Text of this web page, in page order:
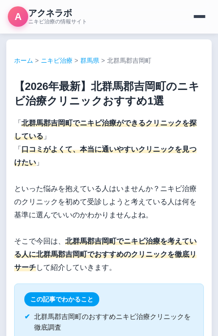
A アクネラボ
ニキビ治療の情報サイト
ホーム > ニキビ治療 >群馬県 >北群馬郡吉岡町
【2026年最新】北群馬郡吉岡町のニキ
ビ治療クリニックおすすめ1選
「北群馬郡吉岡町でニキビ治療ができるクリニックを探
している 」
「口コミがよくて、本当に通いやすいクリニックを見つ
けたい 」
といった悩みを抱えている人はいませんか？ニキビ治療
のクリニックを初めて受診しようと考えている人は何を
基準に選んでいいのかわかりませんよね。
そこで今回は、北群馬郡吉岡町でニキビ治療を考えてい
る人に北群馬郡吉岡町でおすすめのクリニックを徹底リ
サーチして紹介していきます。
この記事でわかること
北群馬郡吉岡町のおすすめニキビ治療クリニックを
徹底調査